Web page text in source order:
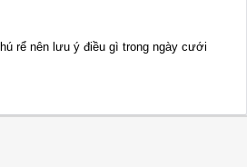
rể nên lưu ý điều gì trong ngày cưới